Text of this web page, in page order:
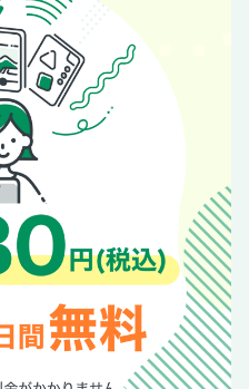
＆ 今週の会見NEWS